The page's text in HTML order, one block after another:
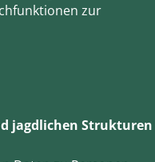
zur
jagdlichen Strukturen